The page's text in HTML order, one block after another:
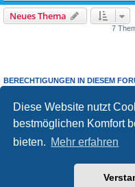
Diese Website nutzt
bestmöglichen Komfort
bieten. Mehr erfahren
Neues Thema
7
BERECHTIGUNGEN IN DIESEM
Du darfst keineAntworten zu Themen
Du darfst deine Beiträge in diesem
Du darfst deine Beiträge in diesem
keine
Powered byphpBB®